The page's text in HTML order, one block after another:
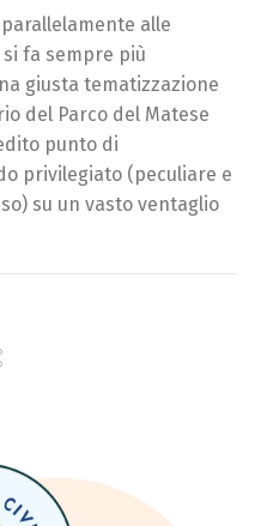
alle
fa sempre più
giusta tematizzazione
del Parco del Matese
punto di
privilegiato (peculiare e
su un vasto ventaglio